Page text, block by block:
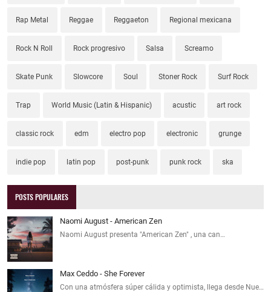
Rap Metal Reggae Reggaeton Regional mexicana
Rock N Roll Rock progresivo Salsa Screamo
Skate Punk Slowcore Soul Stoner Rock Surf Rock
Trap World Music (Latin & Hispanic) acustic art rock
classic rock edm electro pop electronic grunge
indie pop latin pop post-punk punk rock ska
POSTS POPULARES
Naomi August - American Zen
Naomi August presenta "American Zen" , una can…
Max Ceddo - She Forever
Con una atmósfera súper cálida y optimista, llega desde Nue…